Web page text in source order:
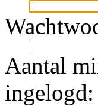
Aantal
ingelogd: